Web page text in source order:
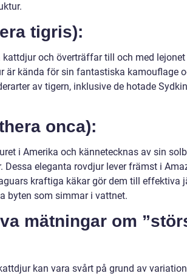
tigris):
och överträffar till och med lejonet
är kända för sin fantastiska kamouflage
av tigern, inklusive de hotade
onca):
i Amerika och kännetecknas av sin
eleganta rovdjur lever främst i
kraftiga käkar gör dem till effektiva
byten som simmar i vattnet.
mätningar om
kan vara svårt på grund av